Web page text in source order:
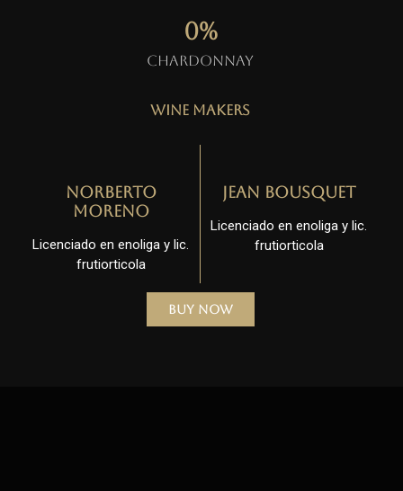
Chardonnay
0%
Wine Makers
Norberto
Moreno
Licenciado en enoliga y lic.
frutiorticola
Jean Bousquet
Licenciado en enoliga y lic.
frutiorticola
Buy Now